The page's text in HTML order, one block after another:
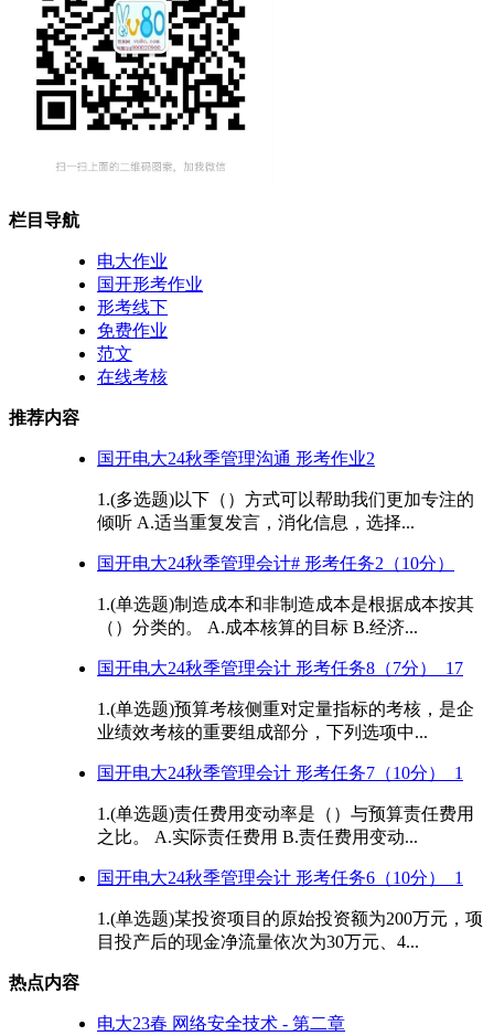
栏目导航
电大作业
国开形考作业
形考线下
免费作业
范文
在线考核
推荐内容
国开电大24秋季管理沟通 形考作业2
1.(多选题)以下（）方式可以帮助我们更加专注的
倾听 A.适当重复发言，消化信息，选择...
国开电大24秋季管理会计# 形考任务2（10分）
1.(单选题)制造成本和非制造成本是根据成本按其
（）分类的。 A.成本核算的目标 B.经济...
国开电大24秋季管理会计 形考任务8（7分）_17
1.(单选题)预算考核侧重对定量指标的考核，是企
业绩效考核的重要组成部分，下列选项中...
国开电大24秋季管理会计 形考任务7（10分）_1
1.(单选题)责任费用变动率是（）与预算责任费用
之比。 A.实际责任费用 B.责任费用变动...
国开电大24秋季管理会计 形考任务6（10分）_1
1.(单选题)某投资项目的原始投资额为200万元，项
目投产后的现金净流量依次为30万元、4...
热点内容
电大23春 网络安全技术 - 第二章